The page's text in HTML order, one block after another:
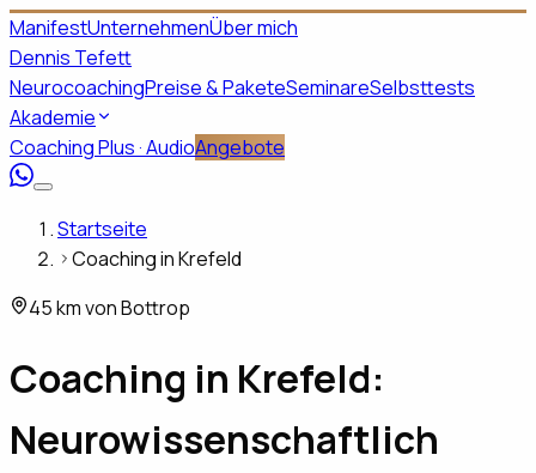
ManifestUnternehmenÜber mich
Dennis Tefett
NeurocoachingPreise & PaketeSeminareSelbsttests
Akademie
Coaching Plus · AudioAngebote
Startseite
Coaching in Krefeld
45 km von Bottrop
Coaching in Krefeld:
Neurowissenschaftlich